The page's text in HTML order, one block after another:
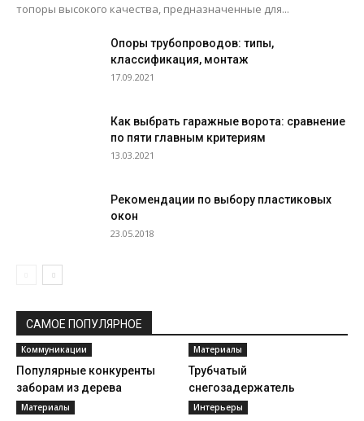
топоры высокого качества, предназначенные для...
Опоры трубопроводов: типы,
классификация, монтаж
17.09.2021
Как выбрать гаражные ворота: сравнение
по пяти главным критериям
13.03.2021
Рекомендации по выбору пластиковых
окон
23.05.2018
САМОЕ ПОПУЛЯРНОЕ
Коммуникации
Популярные конкуренты
заборам из дерева
Материалы
Трубчатый
снегозадержатель
Материалы Интерьеры